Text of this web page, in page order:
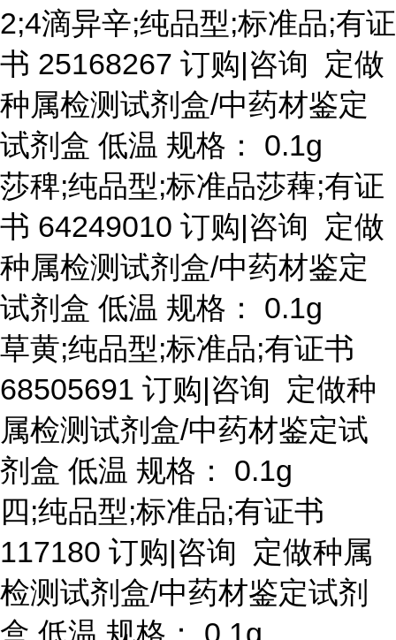
2;4滴异辛;纯品型;标准品;有证
书 25168267 订购|咨询 定做
种属检测试剂盒/中药材鉴定
试剂盒 低温 规格： 0.1g
莎稗;纯品型;标准品莎薭;有证
书 64249010 订购|咨询 定做
种属检测试剂盒/中药材鉴定
试剂盒 低温 规格： 0.1g
草黄;纯品型;标准品;有证书
68505691 订购|咨询 定做种
属检测试剂盒/中药材鉴定试
剂盒 低温 规格： 0.1g
四;纯品型;标准品;有证书
117180 订购|咨询 定做种属
检测试剂盒/中药材鉴定试剂
盒 低温 规格： 0.1g